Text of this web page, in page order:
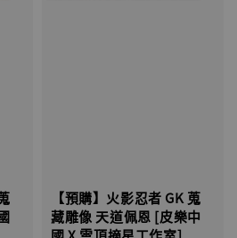
【預購】火影忍者 GK 蒐
藏雕像 天道佩恩 [皮樂中